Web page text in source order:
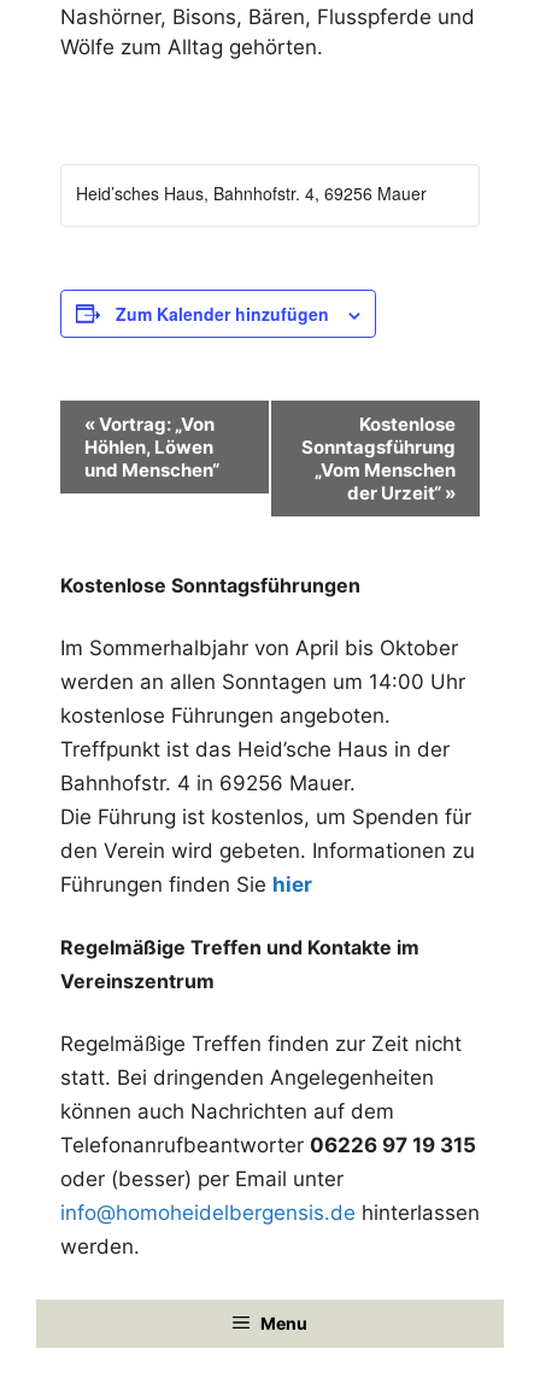
Nashörner, Bisons, Bären, Flusspferde und
Wölfe zum Alltag gehörten.
Heid’sches Haus, Bahnhofstr. 4, 69256 Mauer
Zum Kalender hinzufügen
r
n
t
a
l
t
u
n
g
-
N
v
i
g
a
t
i
o
«Vortrag: „Von
Höhlen, Löwen
und Menschen“
Kostenlose
Sonntagsführung
„Vom Menschen
der Urzeit“ »
Kostenlose Sonntagsführungen
Im Sommerhalbjahr von April bis Oktober
werden an allen Sonntagen um 14:00 Uhr
kostenlose Führungen angeboten.
Treffpunkt ist das Heid’sche Haus in der
Bahnhofstr. 4 in 69256 Mauer.
Die Führung ist kostenlos, um Spenden für
den Verein wird gebeten. Informationen zu
Führungen finden Sie hier
Regelmäßige Treffen und Kontakte im
Vereinszentrum
Regelmäßige Treffen finden zur Zeit nicht
statt. Bei dringenden Angelegenheiten
können auch Nachrichten auf dem
Telefonanrufbeantworter 06226 97 19 315
oder (besser) per Email unter
info@homoheidelbergensis.de hinterlassen
werden.
Menu